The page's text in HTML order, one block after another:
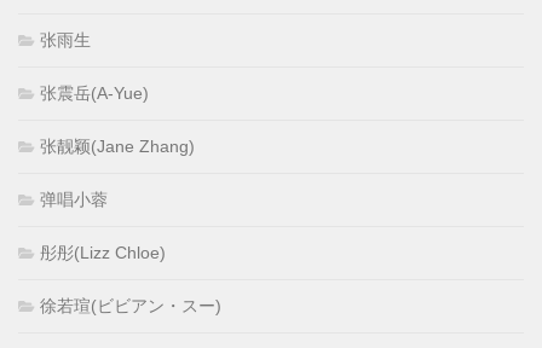
张雨生
张震岳(A-Yue)
张靓颖(Jane Zhang)
弹唱小蓉
彤彤(Lizz Chloe)
徐若瑄(ビビアン・スー)